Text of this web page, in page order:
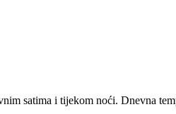
satima i tijekom noći. Dnevna